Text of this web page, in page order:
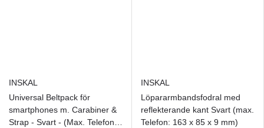
INSKAL
Universal Beltpack för
smartphones m. Carabiner &
Strap - Svart - (Max. Telefon:
INSKAL
Löpararmbandsfodral med
reflekterande kant Svart (max.
Telefon: 163 x 85 x 9 mm)